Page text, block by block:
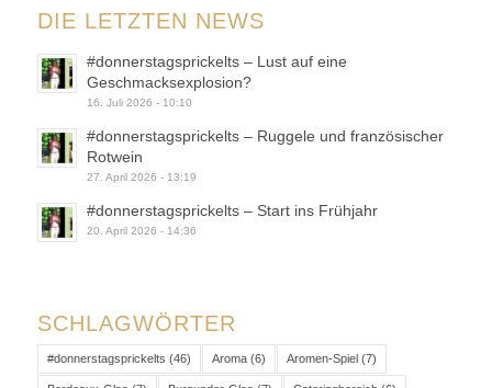
DIE LETZTEN NEWS
#donnerstagsprickelts – Lust auf eine
Geschmacksexplosion?
16. Juli 2026 - 10:10
#donnerstagsprickelts – Ruggele und französischer
Rotwein
27. April 2026 - 13:19
#donnerstagsprickelts – Start ins Frühjahr
20. April 2026 - 14:36
SCHLAGWÖRTER
#donnerstagsprickelts (46) Aroma(6) Aromen-Spiel(7)